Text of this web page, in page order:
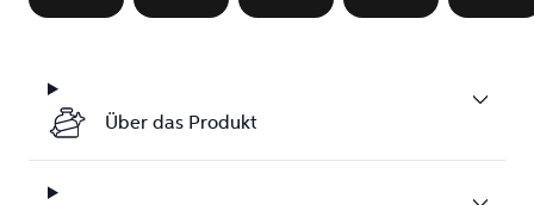
Über das Produkt